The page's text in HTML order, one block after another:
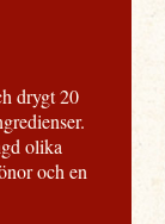
drygt 20
olika
och en